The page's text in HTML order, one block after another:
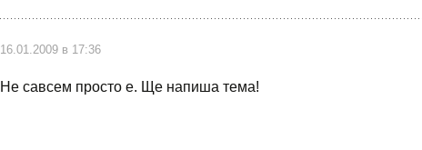
16.01.2009 в 17:36
Не савсем просто е. Ще напиша тема!